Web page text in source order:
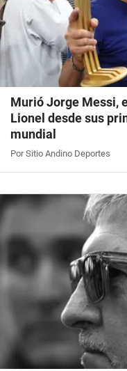
Murió Jorge Messi,
Lionel desde sus
mundial
Por Sitio Andino Deportes